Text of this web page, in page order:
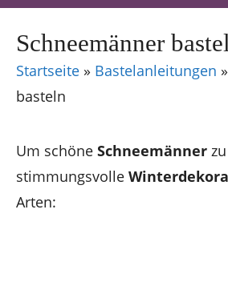
Schneemänner
Startseite » Bastelanleitungen »
basteln
Um schöne Schneemänner
stimmungsvolle
Arten: